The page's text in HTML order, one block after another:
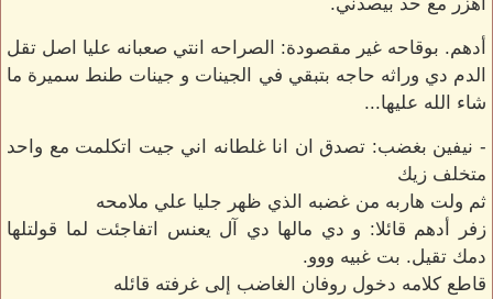
أدهم. بوقاحه غير مقصودة: الصراحه انتي صعبانه عليا اصل تقل
الدم دي وراثه حاجه بتبقي في الجينات و جينات طنط سميرة ما
شاء الله عليها...
- نيفين بغضب: تصدق ان انا غلطانه اني جيت اتكلمت مع واحد
متخلف زيك
ثم ولت هاربه من غضبه الذي ظهر جليا علي ملامحه
زفر أدهم قائلا: و دي مالها دي آل يعنس اتفاجئت لما قولتلها
دمك تقيل. بت غبيه ووو.
قاطع كلامه دخول روفان الغاضب إلى غرفته قائله